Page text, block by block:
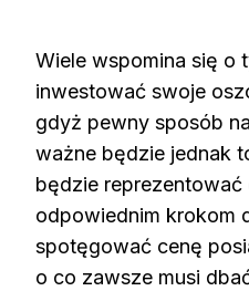
Wiele wspomina się o
inwestować swoje
gdyż pewny sposób
ważne będzie jednak
będzie
odpowiednim krokom
spotęgować cenę
o co zawsze musi